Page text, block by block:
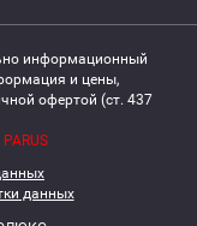
информационный
и цены,
офертой (ст. 437
PARUS
данных